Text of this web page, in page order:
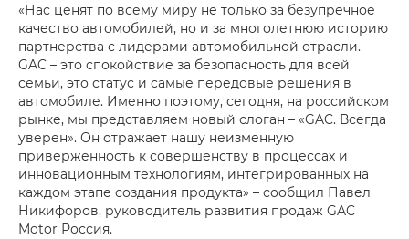
«Нас ценят по всему миру не только за безупречное
качество автомобилей, но и за многолетнюю историю
партнерства с лидерами автомобильной отрасли.
GAC – это спокойствие за безопасность для всей
семьи, это статус и самые передовые решения в
автомобиле. Именно поэтому, сегодня, на российском
рынке, мы представляем новый слоган – «GAC. Всегда
уверен». Он отражает нашу неизменную
приверженность к совершенству в процессах и
инновационным технологиям, интегрированных на
каждом этапе создания продукта» – сообщил Павел
Никифоров, руководитель развития продаж GAC
Motor Россия.